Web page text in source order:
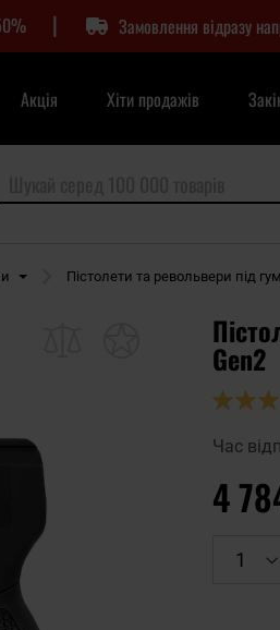
| Замовлення відразу
Акція Хіти продажів
Пістолети та револьвери під
Gen2
Оцінка:
Час
4